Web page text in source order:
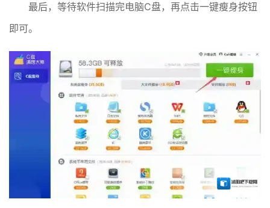
最后，等待软件扫描完电脑C盘，再点击一键瘦身按钮
即可。